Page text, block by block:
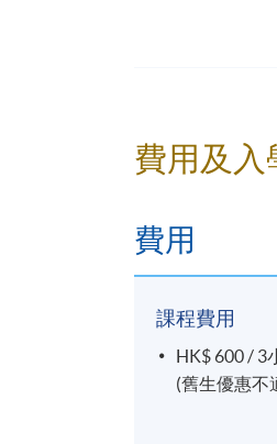
Advertising
Campaign
Selected
Worked in
and BBDO.
費用及入
費用
課程費用
HK$ 600 / 3
(舊生優惠不